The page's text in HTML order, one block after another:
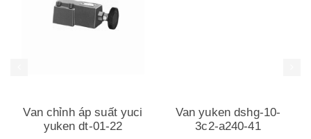
Van chỉnh áp suất yuci
yuken dt-01-22
Van yuken dshg-10-
3c2-a240-41